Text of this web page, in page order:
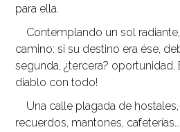
para ella.
Contemplando un sol
camino: si su destino era ése,
segunda, ¿tercera? oportunidad.
diablo con todo!
Una calle plagada de
recuerdos, mantones,